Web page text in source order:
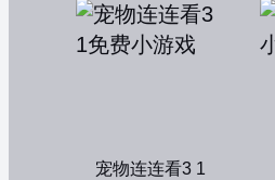
宠物连连看3 1